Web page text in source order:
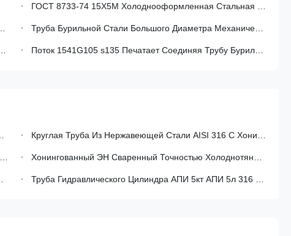
ГОСТ 8733-74 15X5M Холоднооформленная Стальная Труба Холоднопрокатная Цепная Труба Из Углеродистой Стали Для Нефтегазовой И Нефтехимической Промышленности
Труба Бурильной Стали Большого Диаметра Механически, Труба Горячекатаных/Холоднотянутой Стали
Поток 1541G105 s135 Печатает Соединяя Трубу Бурильной Стали dz60 dz50
Круглая Труба Из Нержавеющей Стали AISI 316 С Хонингованным Внутренним Диаметром Для Гидравлического Оборудования
Хонингованный ЭН Сваренный Точностью Холоднотянутой Стали Трубы Гидравлического Цилиндра Трубки 10305-2
Труба Гидравлического Цилиндра АПИ 5кт АПИ 5л 316 СС, Хонингованный Трубопровод Цилиндра